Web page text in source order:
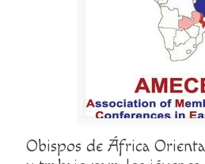
Obispos de África